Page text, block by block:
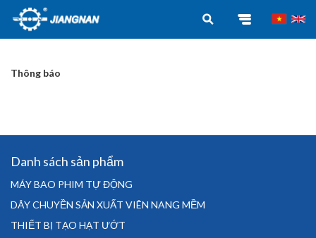
Thông báo
Danh sách sản phẩm
MÁY BAO PHIM TỰ ĐỘNG
DÂY CHUYỀN SẢN XUẤT VIÊN NANG MỀM
THIẾT BỊ TẠO HẠT ƯỚT